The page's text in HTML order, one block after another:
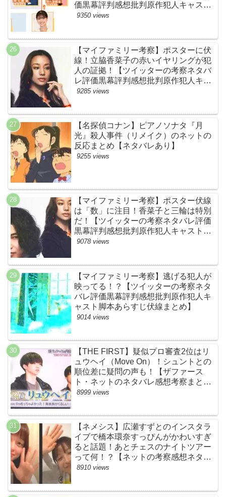
価黒幕評判感想批判原作犯人キャスト
脚本あらすじ伏線まとめ】
9350 views
【マイファミリー考察】ポスターに伏
線！立脇香菜子の赤いイヤリングが犯
人の証拠！【ツイッターの考察ネタバ
レ評価黒幕評判感想批判原作犯人キャ
スト脚本あらすじ伏線まとめ・高橋メ
9285 views
【名探偵コナン】ピアノソナタ『月
光』殺人事件（リメイク）のネットの
反応まとめ【ネタバレあり】
9255 views
【マイファミリー考察】ポスター伏線
は「数」に注目！香菜子と三輪は特別
だ！【ツイッターの考察ネタバレ評価
黒幕評判感想批判原作犯人キャスト脚
本あらすじ伏線まとめ】
9078 views
【マイファミリー考察】逃げる犯人が
映ってる！？【ツイッターの考察ネタ
バレ評価黒幕評判感想批判原作犯人キ
ャスト脚本あらすじ伏線まとめ】
9014 views
【THE FIRST】疑似プロ審査2位はリ
ュウヘイ（Move On）！シュントとの
順位差に疑問の声も！【ザファース
ト・ネットのネタバレ感想考察まと
め・スッキリ・BE:FIRST・ビーファ
8999 views
【ネメシス】広瀬すずとのインスタラ
イブで橋本環奈すっぴんがかわいすぎ
ると話題！あとチェスのナイトツアー
って何！？【ネットの考察感想ネタバ
レまとめ【第９話】
8910 views